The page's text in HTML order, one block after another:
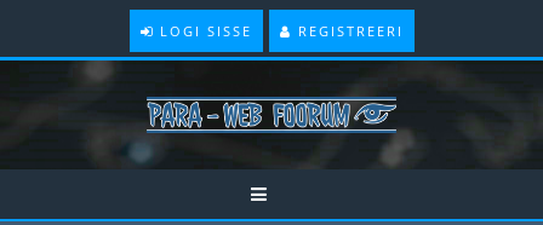
LOGI SISSE REGISTREERI